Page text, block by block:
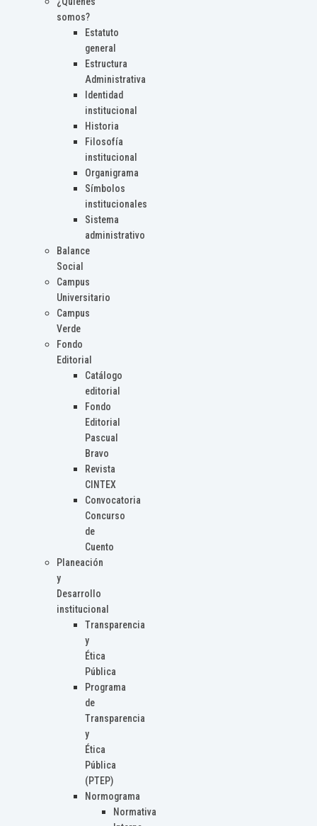
somos?
Estatuto
general
Estructura
Administrativa
Identidad
institucional
Historia
Filosofía
institucional
Organigrama
Símbolos
institucionales
Sistema
administrativo
Balance
Social
Campus
Universitario
Campus
Verde
Fondo
Editorial
Catálogo
editorial
Fondo
Editorial
Pascual
Bravo
Revista
CINTEX
Convocatoria
Concurso
de
Cuento
Planeación
y
Desarrollo
institucional
Transparencia
y
Ética
Pública
Programa
de
Transparencia
y
Ética
Pública
(PTEP)
Normograma
Normativa